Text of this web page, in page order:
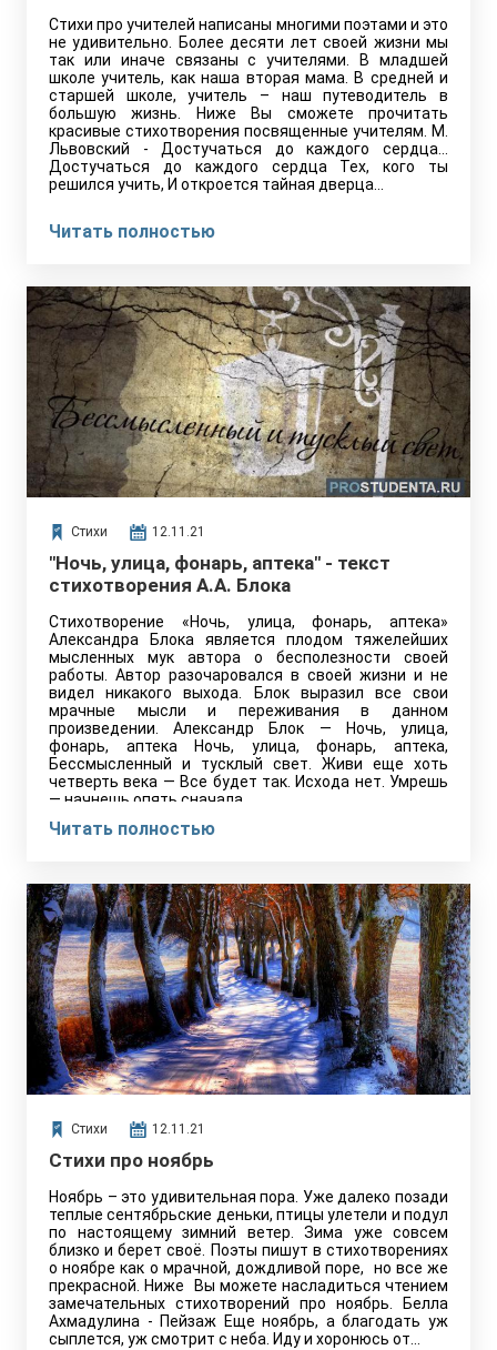
Стихи про учителей написаны многими поэтами и это
не удивительно. Более десяти лет своей жизни мы
так или иначе связаны с учителями. В младшей
школе учитель, как наша вторая мама. В средней и
старшей школе, учитель – наш путеводитель в
большую жизнь. Ниже Вы сможете прочитать
красивые стихотворения посвященные учителям. М.
Львовский - Достучаться до каждого сердца...
Достучаться до каждого сердца Тех, кого ты
решился учить, И откроется тайная дверца…
Читать полностью
Стихи 12.11.21
"Ночь, улица, фонарь, аптека" - текст
стихотворения А.А. Блока
Стихотворение «Ночь, улица, фонарь, аптека»
Александра Блока является плодом тяжелейших
мысленных мук автора о бесполезности своей
работы. Автор разочаровался в своей жизни и не
видел никакого выхода. Блок выразил все свои
мрачные мысли и переживания в данном
произведении. Александр Блок — Ночь, улица,
фонарь, аптека Ночь, улица, фонарь, аптека,
Бессмысленный и тусклый свет. Живи еще хоть
четверть века — Все будет так. Исхода нет. Умрешь
— начнешь опять сначала…
Читать полностью
Стихи 12.11.21
Стихи про ноябрь
Ноябрь – это удивительная пора. Уже далеко позади
теплые сентябрьские деньки, птицы улетели и подул
по настоящему зимний ветер. Зима уже совсем
близко и берет своё. Поэты пишут в стихотворениях
о ноябре как о мрачной, дождливой поре, но все же
прекрасной. Ниже Вы можете насладиться чтением
замечательных стихотворений про ноябрь. Белла
Ахмадулина - Пейзаж Еще ноябрь, а благодать уж
сыплется, уж смотрит с неба. Иду и хоронюсь от…